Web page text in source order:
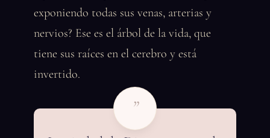
exponiendo todas sus venas, arterias y
nervios? Ese es el árbol de la vida, que
tiene sus raíces en el cerebro y está
invertido.
”